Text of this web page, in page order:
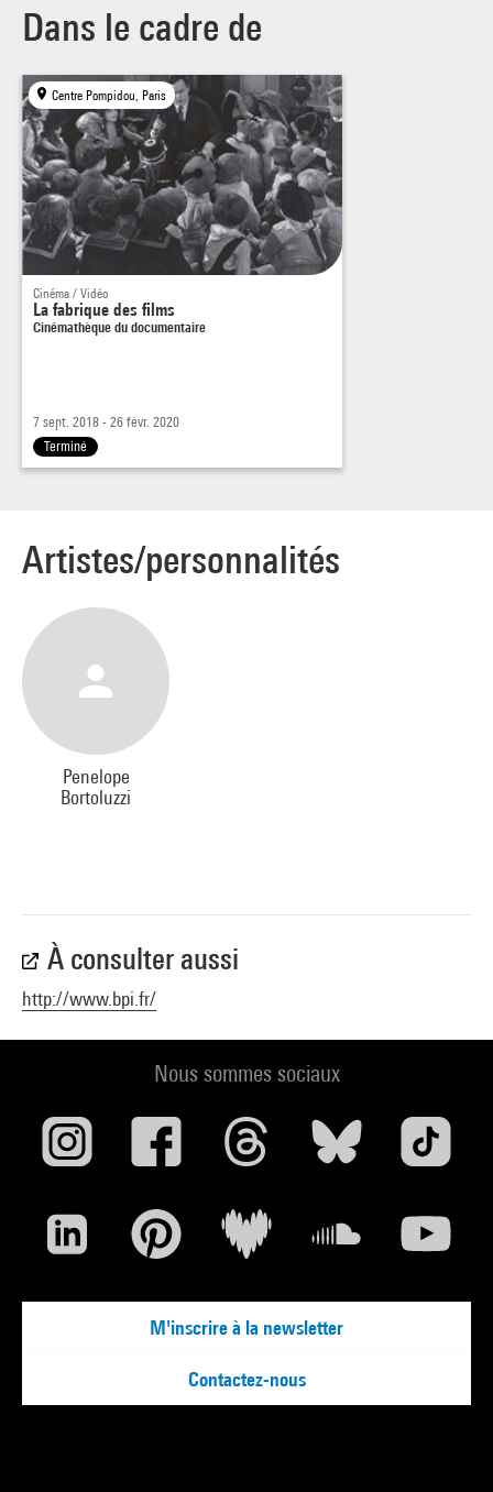
Dans le cadre de
Centre Pompidou, Paris
Cinéma / Vidéo
La fabrique des films
Cinémathèque du documentaire
7 sept. 2018 - 26 févr. 2020
Terminé
Artistes/personnalités
Penelope
Bortoluzzi
À consulter aussi
http://www.bpi.fr/
Nous sommes sociaux
M'inscrire à la newsletter
Contactez-nous